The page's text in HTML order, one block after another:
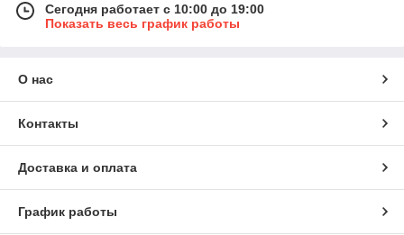
Сегодня работает с 10:00 до 19:00
Показать весь график работы
О нас
Контакты
Доставка и оплата
График работы